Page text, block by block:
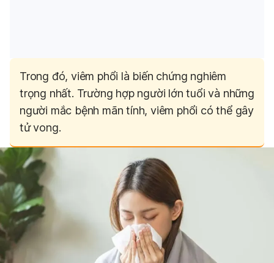
Trong đó, viêm phổi là biến chứng nghiêm
trọng nhất. Trường hợp người lớn tuổi và những
người mắc bệnh mãn tính, viêm phổi có thể gây
tử vong.